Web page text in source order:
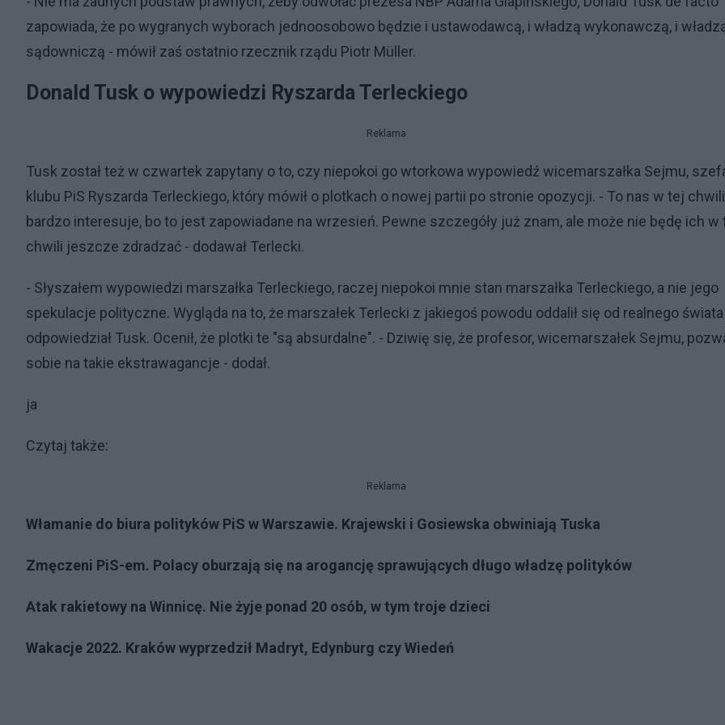
zapowiada, że po wygranych wyborach jednoosobowo będzie i ustawodawcą, i władzą wykonawczą, i
sądowniczą - mówił zaś ostatnio rzecznik rządu Piotr Müller.
Donald Tusk o wypowiedzi Ryszarda Terleckiego
Reklama
Tusk został też w czwartek zapytany o to, czy niepokoi go wtorkowa wypowiedź wicemarszałka Sejmu,
klubu PiS Ryszarda Terleckiego, który mówił o plotkach o nowej partii po stronie opozycji. - To nas w tej chwili
bardzo interesuje, bo to jest zapowiadane na wrzesień. Pewne szczegóły już znam, ale może nie będę ich w
chwili jeszcze zdradzać - dodawał Terlecki.
- Słyszałem wypowiedzi marszałka Terleckiego, raczej niepokoi mnie stan marszałka Terleckiego, a nie jego
spekulacje polityczne. Wygląda na to, że marszałek Terlecki z jakiegoś powodu oddalił się od realnego świata
odpowiedział Tusk. Ocenił, że plotki te "są absurdalne". - Dziwię się, że profesor, wicemarszałek Sejmu,
sobie na takie ekstrawagancje - dodał.
ja
Czytaj także:
Reklama
Włamanie do biura polityków PiS w Warszawie. Krajewski i Gosiewska obwiniają Tuska
Zmęczeni PiS-em. Polacy oburzają się na arogancję sprawujących długo władzę polityków
Atak rakietowy na Winnicę. Nie żyje ponad 20 osób, w tym troje dzieci
Wakacje 2022. Kraków wyprzedził Madryt, Edynburg czy Wiedeń